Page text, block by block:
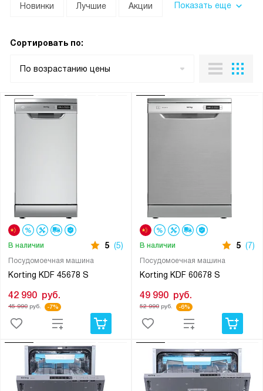
Новинки Лучшие Акции Показать еще
Сортировать по:
По возрастанию цены
Посудомоечная машина
Korting KDF 45678 S
В наличии 5 (5)
42 990 руб.
45 990руб. -7%
Посудомоечная машина
Korting KDF 60678 S
В наличии 5 (7)
49 990 руб.
52 990руб. -6%